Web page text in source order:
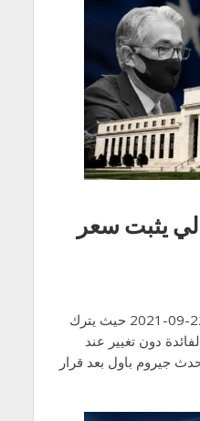
يثبت سعر
صدر قرار الفائدة الامريكي 22-09-2021 حيث يترك
دون تغيير عند
جيروم باول بعد قرار